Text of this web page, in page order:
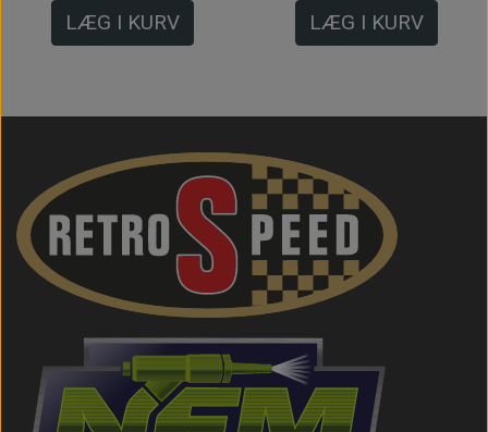
LÆG I KURV LÆG I KURV